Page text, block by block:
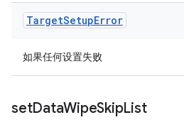
TargetSetupError
如果任何设置失败
setDataWipeSkipList